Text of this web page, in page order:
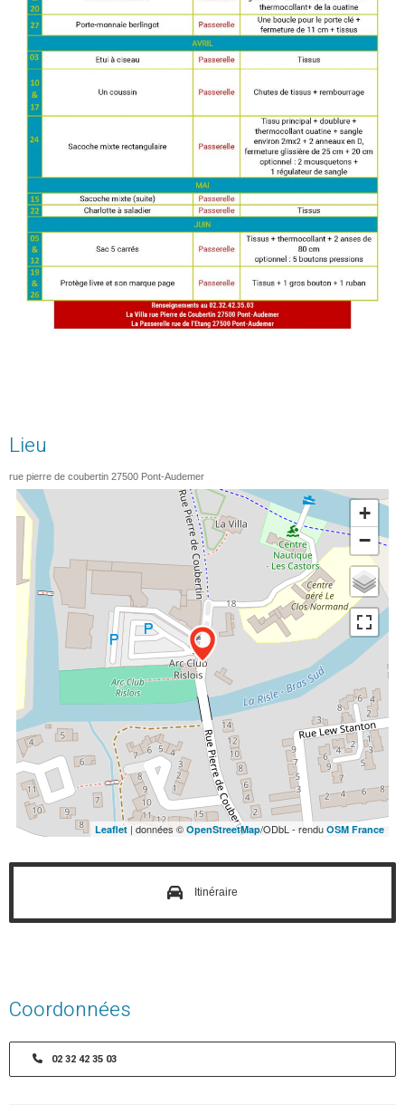
Lieu
rue pierre de coubertin 27500 Pont-Audemer
+
−
Leaflet | données © OpenStreetMap/ODbL - rendu OSM France
Itinéraire
Coordonnées
02 32 42 35 03